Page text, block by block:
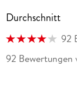
Durchschnitt
92
92 Bewertungen